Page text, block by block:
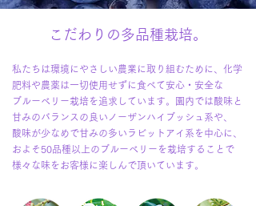
こだわりの多品種栽培。
私たちは環境にやさしい農業に取り組むために、化学
肥料や農薬は一切使用せずに食べて安心・安全な
ブルーベリー栽培を追求しています。園内では酸味と
甘みのバランスの良いノーザンハイブッシュ系や、
酸味が少なめで甘みの多いラビットアイ系を中心に、
およそ50品種以上のブルーベリーを栽培することで
様々な味をお客様に楽しんで頂いています。